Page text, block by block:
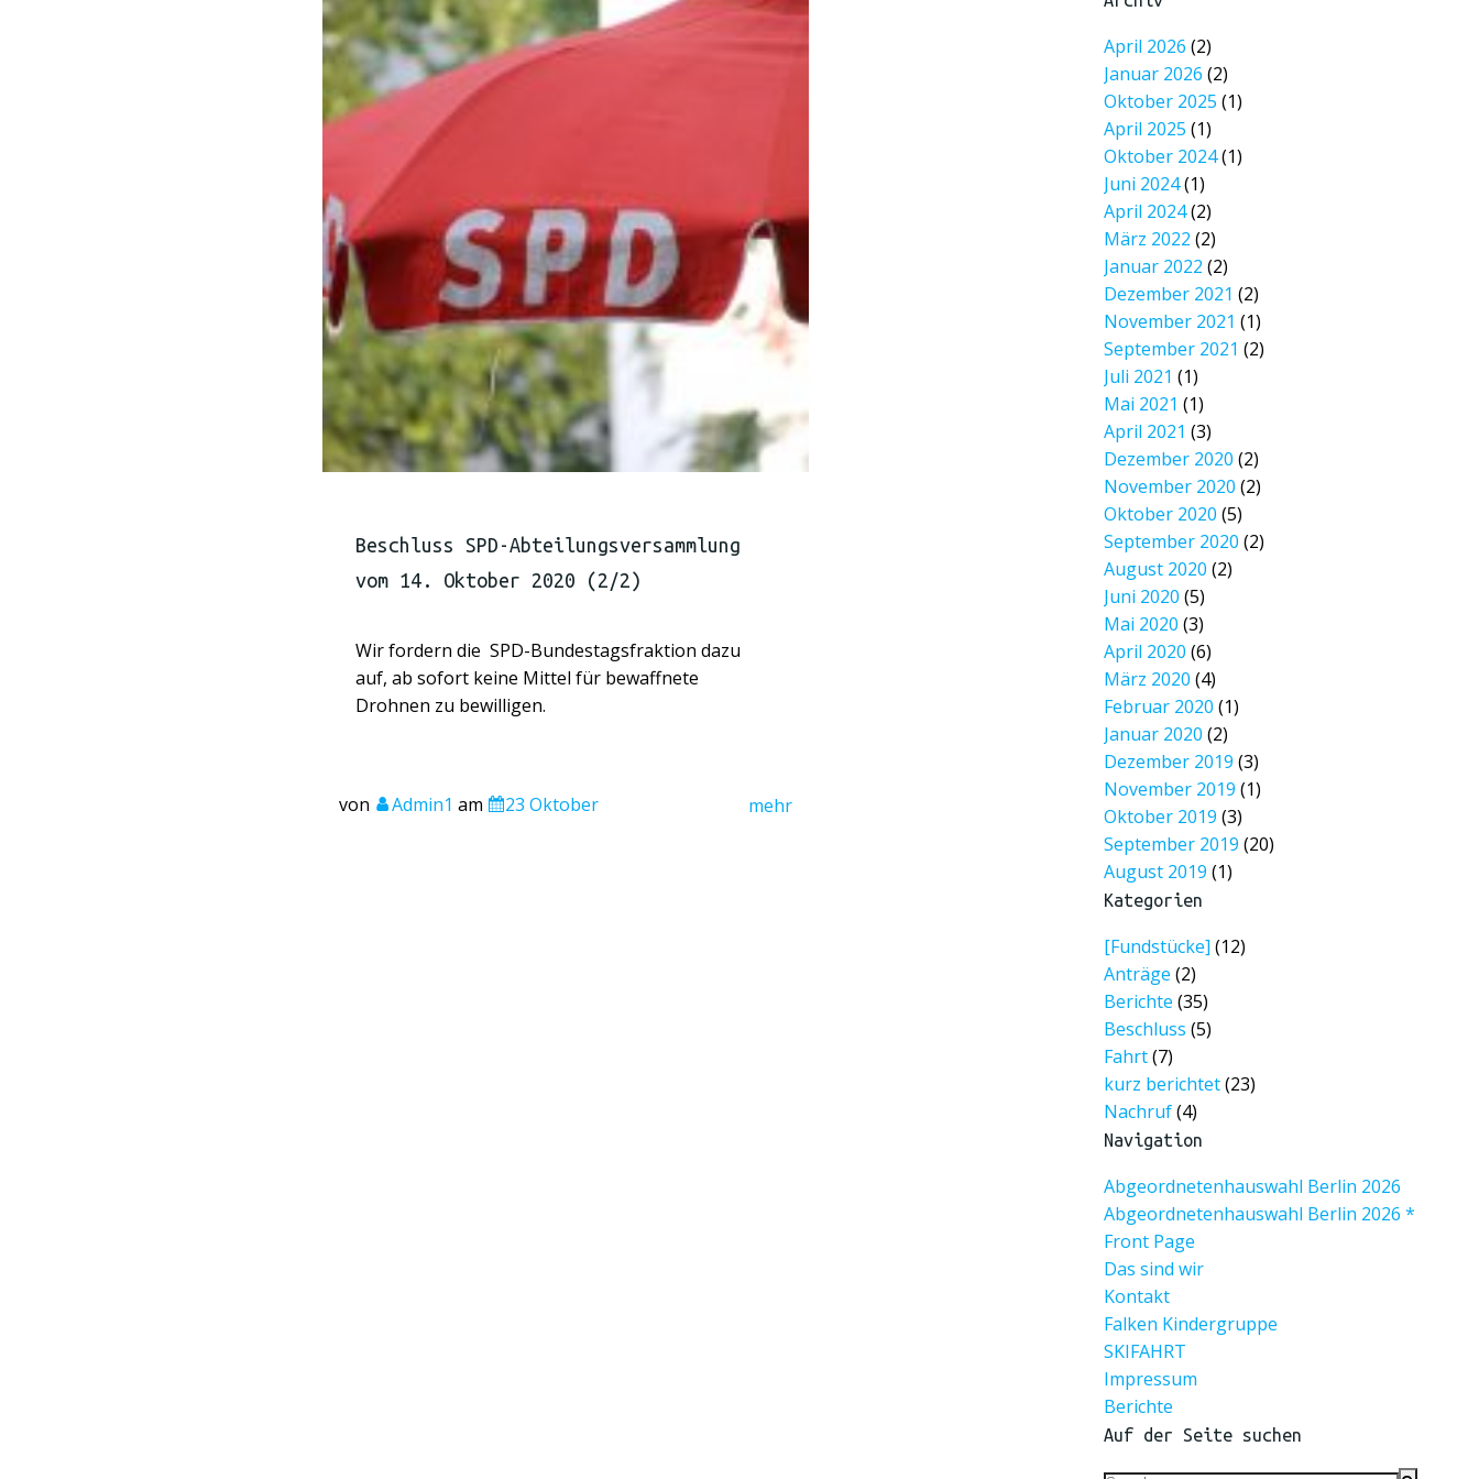
Beschluss SPD-Abteilungsversammlung
vom 14. Oktober 2020 (2/2)
Wir fordern die SPD-Bundestagsfraktion dazu
auf, ab sofort keine Mittel für bewaffnete
Drohnen zu bewilligen.
von Admin1 am 23 Oktober mehr
April 2026 (2)
Januar 2026 (2)
Oktober 2025 (1)
April 2025 (1)
Oktober 2024(1)
Juni 2024(1)
April 2024(2)
März 2022 (2)
Januar 2022 (2)
Dezember 2021 (2)
November 2021 (1)
September 2021 (2)
Juli 2021 (1)
Mai 2021 (1)
April 2021 (3)
Dezember 2020 (2)
November 2020 (2)
Oktober 2020 (5)
September 2020 (2)
August 2020 (2)
Juni 2020 (5)
Mai 2020 (3)
April 2020 (6)
März 2020 (4)
Februar 2020 (1)
Januar 2020 (2)
Dezember 2019 (3)
November 2019 (1)
Oktober 2019 (3)
September 2019 (20)
August 2019 (1)
Kategorien
[Fundstücke] (12)
Anträge (2)
Berichte (35)
Beschluss (5)
Fahrt(7)
kurz berichtet(23)
Nachruf(4)
Navigation
Abgeordnetenhauswahl Berlin 2026
Abgeordnetenhauswahl Berlin 2026 *
Front Page
Das sind wir
Kontakt
Falken Kindergruppe
SKIFAHRT
Impressum
Berichte
Auf der Seite suchen